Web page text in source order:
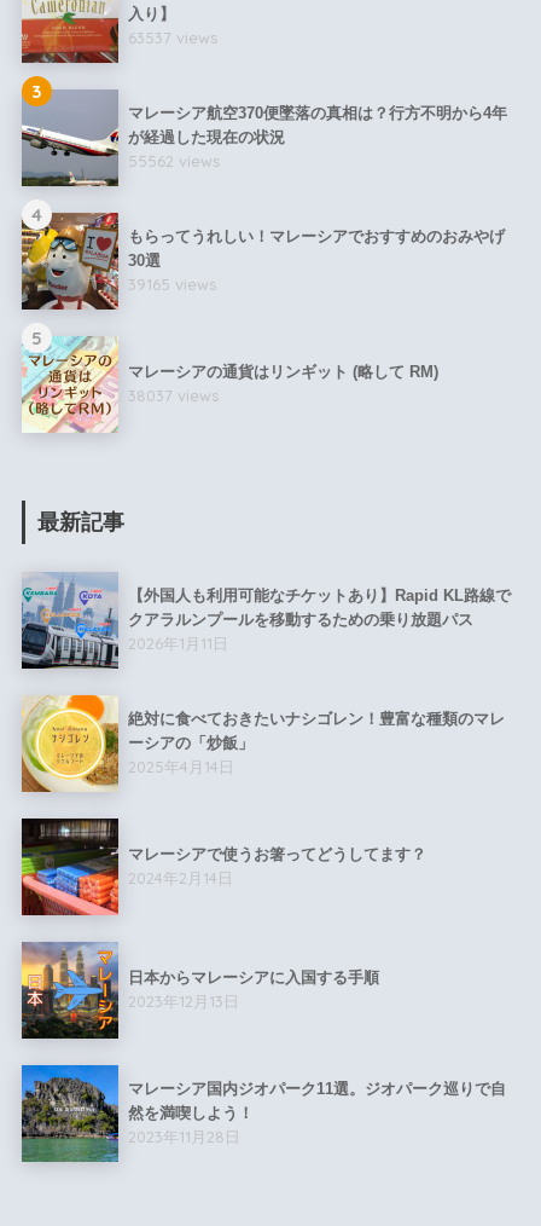
入り】
63537 views
3
マレーシア航空370便墜落の真相は？行方不明から4年
が経過した現在の状況
55562 views
4
もらってうれしい！マレーシアでおすすめのおみやげ
30選
39165 views
5
マレーシアの通貨はリンギット (略して RM)
38037 views
最新記事
【外国人も利用可能なチケットあり】Rapid KL路線で
クアラルンプールを移動するための乗り放題パス
2026年1月11日
絶対に食べておきたいナシゴレン！豊富な種類のマレ
ーシアの「炒飯」
2025年4月14日
マレーシアで使うお箸ってどうしてます？
2024年2月14日
日本からマレーシアに入国する手順
2023年12月13日
マレーシア国内ジオパーク11選。ジオパーク巡りで自
然を満喫しよう！
2023年11月28日